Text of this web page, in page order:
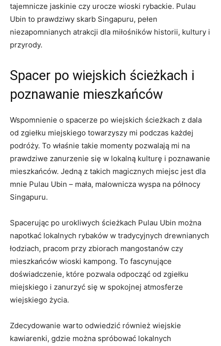
tajemnicze​ jaskinie czy urocze wioski rybackie. Pulau
Ubin to prawdziwy skarb Singapuru, pełen
niezapomnianych ‍atrakcji ‍dla miłośników historii, kultury⁣ i​
przyrody.
Spacer po wiejskich ścieżkach ⁤i
poznawanie mieszkańców
Wspomnienie o‍ spacerze po wiejskich ścieżkach ‍z​ dala
od zgiełku miejskiego towarzyszy ​mi podczas każdej
podróży. To właśnie takie momenty pozwalają⁣ mi na
prawdziwe zanurzenie się w‍ lokalną kulturę i poznawanie
mieszkańców.⁤ Jedną z takich‌ magicznych miejsc jest⁣ dla
mnie Pulau Ubin – mała, malownicza wyspa na północy⁢
Singapuru.
Spacerując po urokliwych ścieżkach Pulau Ubin można
napotkać lokalnych rybaków w tradycyjnych drewnianych
łodziach, pracom przy zbiorach mangostanów ‍czy
mieszkańców‍ wioski kampong. ⁢To fascynujące
doświadczenie, które pozwala odpocząć od zgiełku
miejskiego ‍i zanurzyć ​się ‌w spokojnej atmosferze
‍wiejskiego życia.
Zdecydowanie warto ⁤odwiedzić również wiejskie
kawiarenki, gdzie można spróbować⁣ lokalnych